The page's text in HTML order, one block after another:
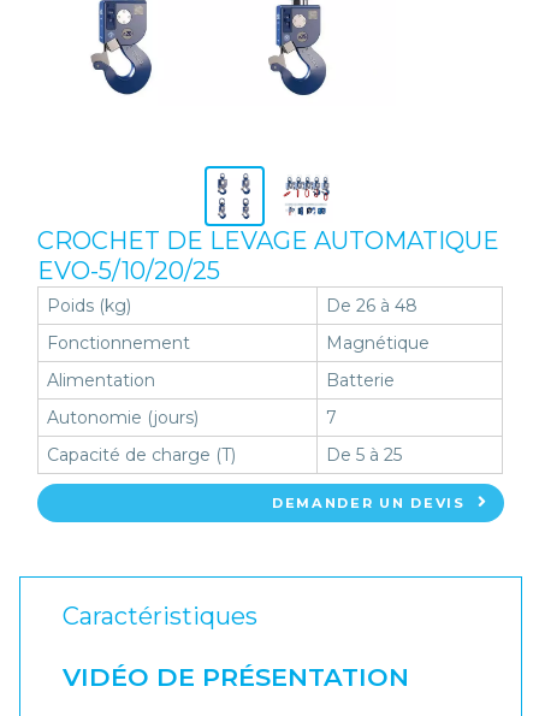
CROCHET DE LEVAGE AUTOMATIQUE
EVO-5/10/20/25
Poids (kg)
De 26 à 48
Fonctionnement
Magnétique
Alimentation
Batterie
Autonomie (jours)
7
Capacité de charge (T)
De 5 à 25
DEMANDER UN DEVIS
Caractéristiques
VIDÉO DE PRÉSENTATION